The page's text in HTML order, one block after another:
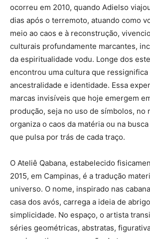
ocorreu em 2010, quando Adielso
dias após o terremoto, atuando como
meio ao caos e à reconstrução,
culturais profundamente marcantes,
da espiritualidade vodu. Longe dos
encontrou uma cultura que ressignifica
ancestralidade e identidade. Essa
marcas invisíveis que hoje emergem
produção, seja no uso de símbolos, no
organiza o caos da matéria ou na
que pulsa por trás de cada traço.
O Ateliê Qabana, estabelecido
2015, em Campinas, é a tradução
universo. O nome, inspirado nas
casa dos avós, carrega a ideia de
simplicidade. No espaço, o artista
séries geométricas, abstratas,